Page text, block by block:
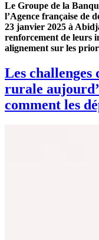
Le Groupe de la
l’Agence française de
23 janvier 2025 à
renforcement de leurs
alignement sur les
Les challenges
rurale
comment les